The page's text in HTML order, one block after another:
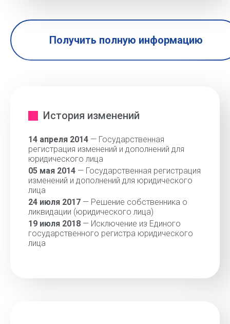
Получить полную информацию
История изменений
14 апреля 2014 — Государственная
регистрация изменений и дополнений для
юридического лица
05 мая 2014 — Государственная регистрация
изменений и дополнений для юридического
лица
24 июля 2017 — Решение собственника о
ликвидации (юридического лица)
19 июля 2018 — Исключение из Единого
государственного регистра юридического
лица